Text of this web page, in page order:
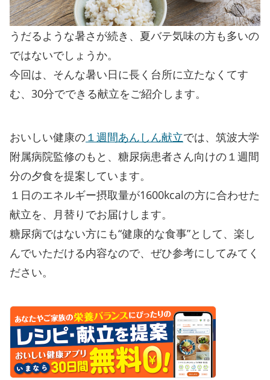
うだるような暑さが続き、夏バテ気味の方も多いの
ではないでしょうか。
今回は、そんな暑い日に長く台所に立たなくてす
む、30分でできる献立をご紹介します。
おいしい健康の１週間あんしん献立では、筑波大学
附属病院監修のもと、糖尿病患者さん向けの１週間
分の夕食を提案しています。
１日のエネルギー摂取量が1600kcalの方に合わせた
献立を、月替りでお届けします。
糖尿病ではない方にも“健康的な食事”として、楽し
んでいただける内容なので、ぜひ参考にしてみてく
ださい。